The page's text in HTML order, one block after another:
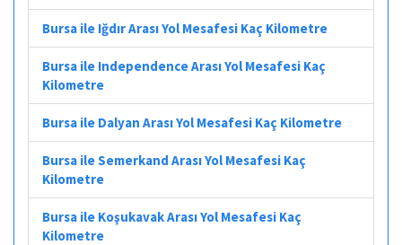
Bursa ile Iğdır Arası Yol Mesafesi Kaç Kilometre
Bursa ile Independence Arası Yol Mesafesi Kaç
Kilometre
Bursa ile Dalyan Arası Yol Mesafesi Kaç Kilometre
Bursa ile Semerkand Arası Yol Mesafesi Kaç
Kilometre
Bursa ile Koşukavak Arası Yol Mesafesi Kaç
Kilometre